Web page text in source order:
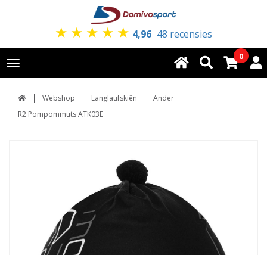
★ ★ ★ ★ ★ 4,96 48 recensies
Toggle
navigation
0
Webshop Langlaufskiën
Ander
R2 Pompommuts ATK03E